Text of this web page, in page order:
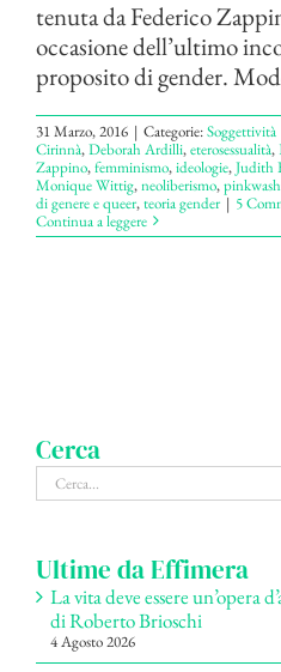
tenuta da Federico
occasione dell’ultimo
proposito di gender.
31 Marzo, 2016 | Categorie:Soggettività
Cirinnà,Deborah Ardilli,eterosessualità,
Zappino,femminismo,ideologie,Judith
Monique Wittig,neoliberismo,
di genere e queer,teoria gender | 5
Continua a leggere
Cerca
Cerca
per:
Ultime da Effimera
La vita deve essere un’opera
di Roberto Brioschi
4 Agosto 2026